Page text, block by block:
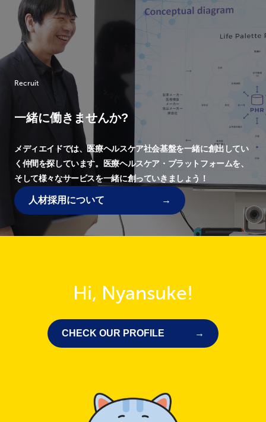
Recruit
一緒に働きませんか?
メディエイドでは、医療ヘルスケア社会基盤を一緒に創出してい
く仲間を探しています。
医療ヘルスケア・プラットフォームを、
そして様々なサービスを一緒に創っていきましょう！
人材採用について
Hi, Nyansuke!
CHECK OUR PROFILE